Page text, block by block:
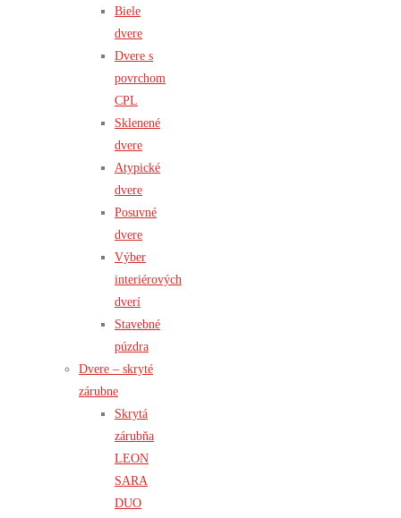
Biele
dvere
Dvere s
povrchom
CPL
Sklenené
dvere
Atypické
dvere
Posuvné
dvere
Výber
interiérových
dverí
Stavebné
púzdra
Dvere – skryté
zárubne
Skrytá
zárubňa
LEON
SARA
DUO